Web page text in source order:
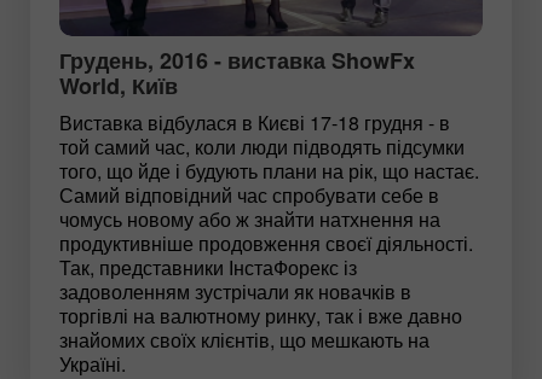
Грудень, 2016 - виставка ShowFx
World, Київ
Виставка відбулася в Києві 17-18 грудня - в
той самий час, коли люди підводять підсумки
того, що йде і будують плани на рік, що настає.
Самий відповідний час спробувати себе в
чомусь новому або ж знайти натхнення на
продуктивніше продовження своєї діяльності.
Так, представники ІнстаФорекс із
задоволенням зустрічали як новачків в
торгівлі на валютному ринку, так і вже давно
знайомих своїх клієнтів, що мешкають на
Україні.